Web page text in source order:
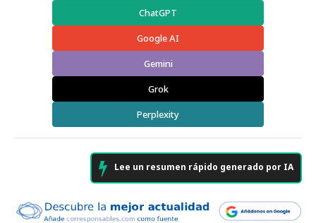
ChatGPT
Google AI
Gemini
Grok
Perplexity
Lee un resumen rápido generado por IA